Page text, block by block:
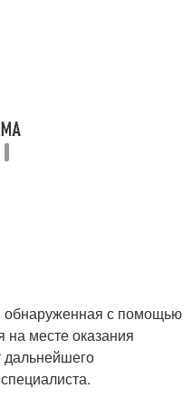
обнаруженная с помощью
на месте оказания
дальнейшего